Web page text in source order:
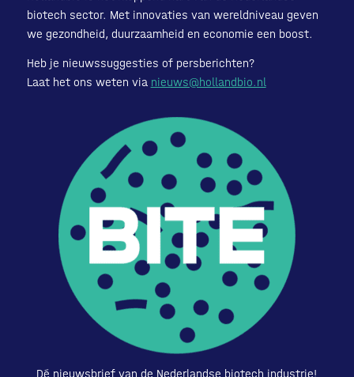
biotech sector. Met innovaties van wereldniveau geven
we gezondheid, duurzaamheid en economie een boost.
Heb je nieuwssuggesties of persberichten?
Laat het ons weten via nieuws@hollandbio.nl
Dé nieuwsbrief van de Nederlandse biotech industrie!